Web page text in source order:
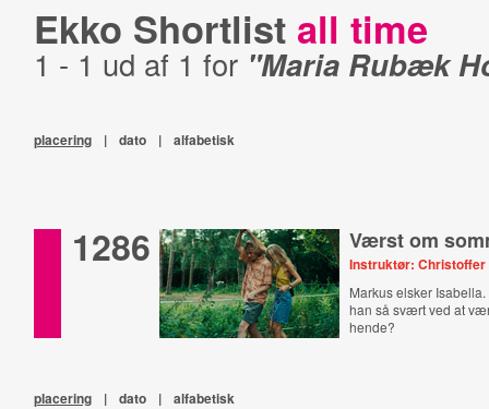
Ekko Shortlist all time
1 - 1 ud af 1 for "Maria Rubæk
placering | dato | alfabetisk
1286 Værst om
Instruktør: Christoffer
Markus elsker
han så svært ved at
hende?
placering | dato | alfabetisk